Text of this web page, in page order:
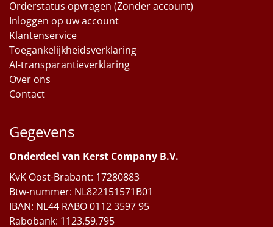
Orderstatus opvragen (Zonder account)
Inloggen op uw account
Klantenservice
Toegankelijkheidsverklaring
AI-transparantieverklaring
Over ons
Contact
Gegevens
Onderdeel van Kerst Company B.V.
KvK Oost-Brabant: 17280883
Btw-nummer: NL822151571B01
IBAN: NL44 RABO 0112 3597 95
Rabobank: 1123.59.795